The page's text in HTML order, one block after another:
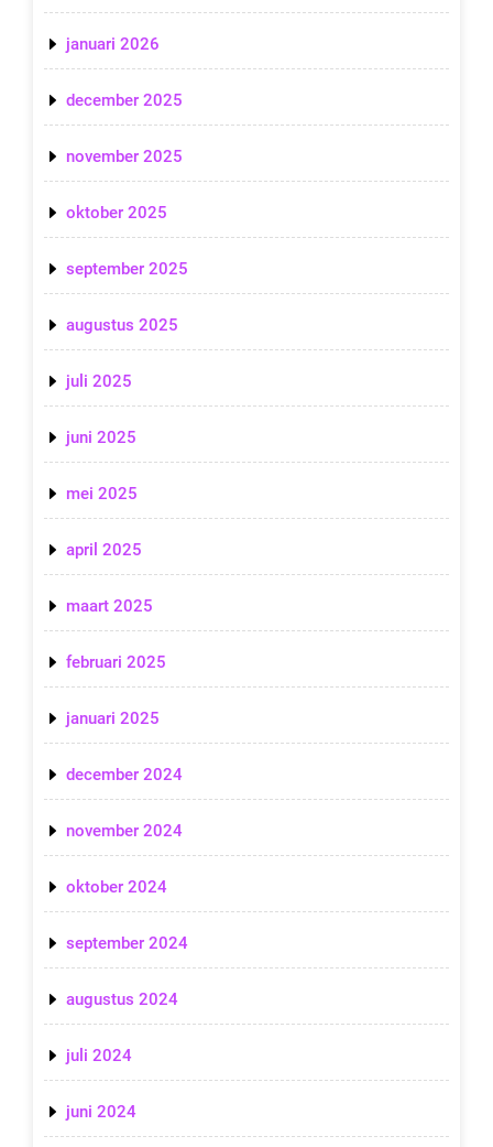
januari 2026
december 2025
november 2025
oktober 2025
september 2025
augustus 2025
juli 2025
juni 2025
mei 2025
april 2025
maart 2025
februari 2025
januari 2025
december 2024
november 2024
oktober 2024
september 2024
augustus 2024
juli 2024
juni 2024